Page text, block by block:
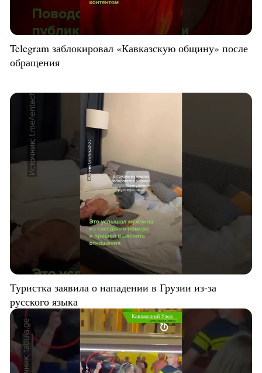
Telegram заблокировал «Кавказскую общину» после
обращения
Туристка заявила о нападении в Грузии из-за
русского языка